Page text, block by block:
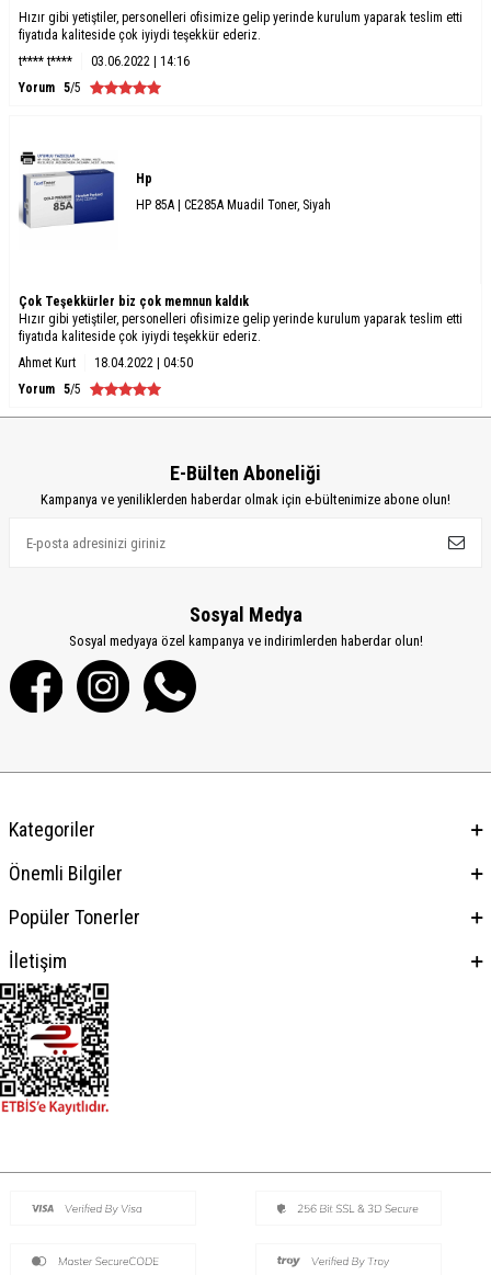
Hızır gibi yetiştiler, personelleri ofisimize gelip yerinde kurulum yaparak teslim etti
fiyatıda kaliteside çok iyiydi teşekkür ederiz.
t**** t****
03.06.2022 | 14:16
Yorum 5/5
Hp
HP 85A | CE285A Muadil Toner, Siyah
Çok Teşekkürler biz çok memnun kaldık
Hızır gibi yetiştiler, personelleri ofisimize gelip yerinde kurulum yaparak teslim etti
fiyatıda kaliteside çok iyiydi teşekkür ederiz.
Ahmet Kurt
18.04.2022 | 04:50
Yorum 5/5
E-Bülten Aboneliği
Kampanya ve yeniliklerden haberdar olmak için e-bültenimize abone olun!
Sosyal Medya
Sosyal medyaya özel kampanya ve indirimlerden haberdar olun!
Kategoriler
Önemli Bilgiler
Popüler Tonerler
İletişim